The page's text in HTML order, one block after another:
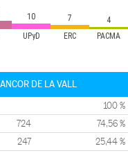
UPyD ERC PACMA
10 7 4
DE LA VALL
100 %
724 74,56 %
247 25,44 %